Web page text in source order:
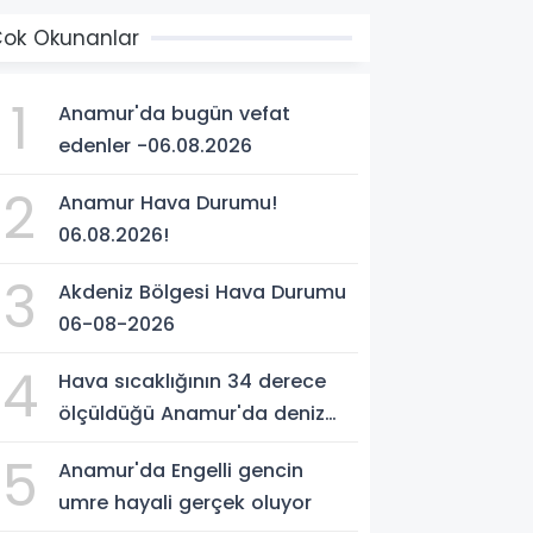
Okunanlar
1
Anamur'da bugün vefat
edenler -06.08.2026
2
Anamur Hava Durumu!
06.08.2026!
3
Akdeniz Bölgesi Hava Durumu
06-08-2026
4
Hava sıcaklığının 34 derece
ölçüldüğü Anamur'da deniz
gördü
5
Anamur'da Engelli gencin
umre hayali gerçek oluyor